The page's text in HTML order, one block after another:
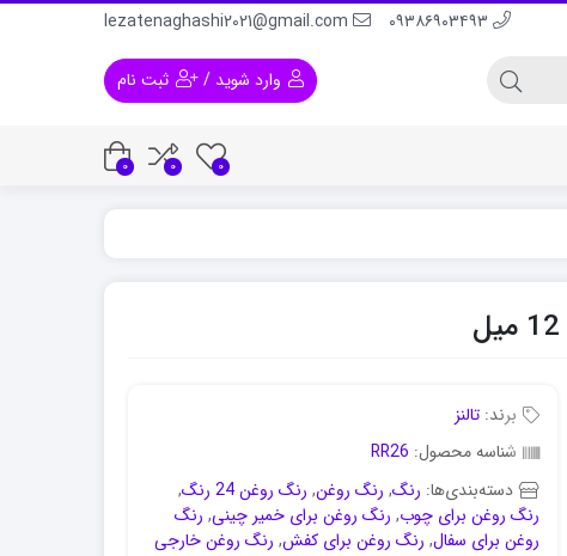
وارد شوید / ثبت نام
0
0
0
برند: تالنز
شناسه محصول: RR26
دسته‌بندی‌ها: رنگ, رنگ روغن, رنگ روغن 24 رنگ
,
رنگ روغن برای چوب, رنگ روغن برای خمیر چینی, رنگ
روغن برای سفال, رنگ روغن برای کفش, رنگ روغن خارجی